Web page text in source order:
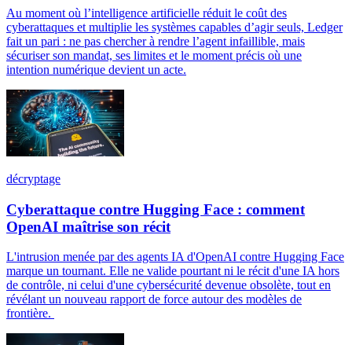
Au moment où l’intelligence artificielle réduit le coût des
cyberattaques et multiplie les systèmes capables d’agir seuls, Ledger
fait un pari : ne pas chercher à rendre l’agent infaillible, mais
sécuriser son mandat, ses limites et le moment précis où une
intention numérique devient un acte.
décryptage
Cyberattaque contre Hugging Face : comment
OpenAI maîtrise son récit
L'intrusion menée par des agents IA d'OpenAI contre Hugging Face
marque un tournant. Elle ne valide pourtant ni le récit d'une IA hors
de contrôle, ni celui d'une cybersécurité devenue obsolète, tout en
révélant un nouveau rapport de force autour des modèles de
frontière.